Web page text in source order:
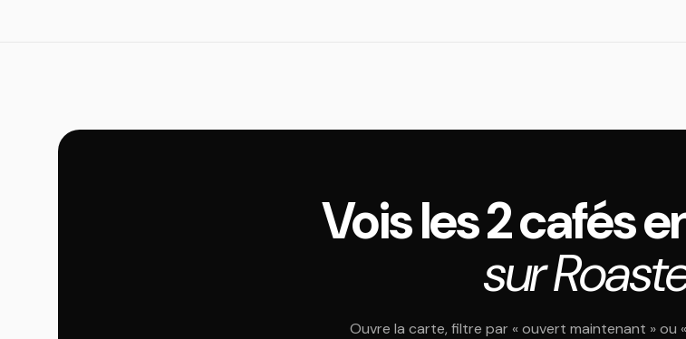
Vois les 2 cafés
sur
Ouvre la carte, filtre par « ouvert maintenant » ou